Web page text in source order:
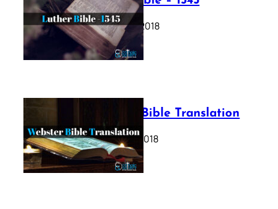
October 17, 2018
Webster Bible Translation
October 11, 2018